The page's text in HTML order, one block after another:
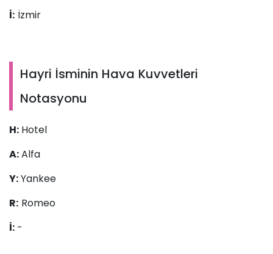
İ: İzmir
Hayri İsminin Hava Kuvvetleri
Notasyonu
H: Hotel
A:Alfa
Y:Yankee
R: Romeo
İ: -